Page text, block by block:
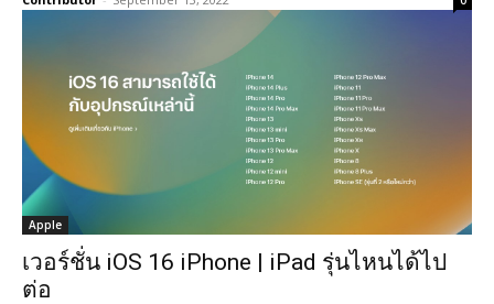
Apple
เวอร์ชั่น iOS 16 iPhone | iPad รุ่นไหนได้ไป
ต่อ